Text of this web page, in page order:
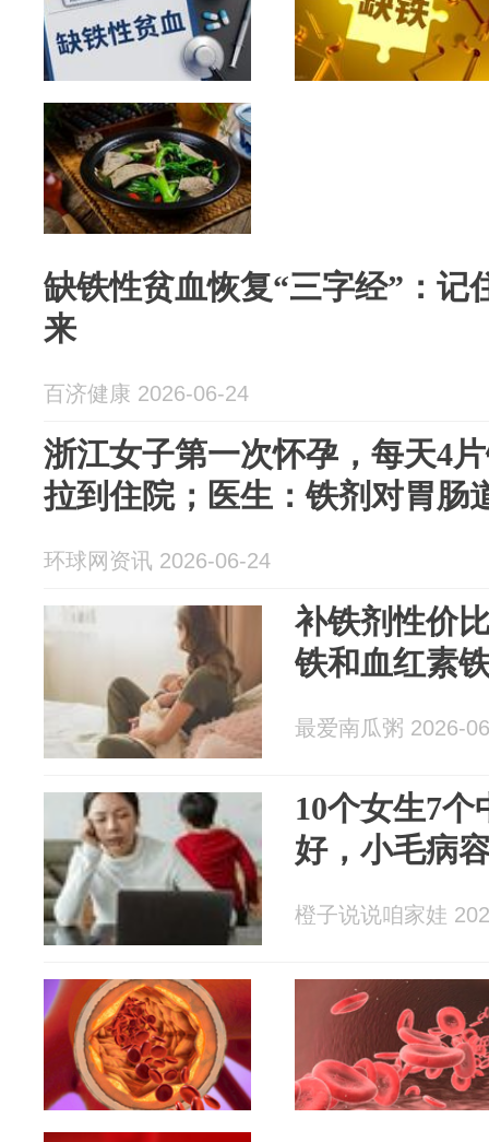
缺铁性贫血恢复“三字经”：记
来
百济健康 2026-06-24
浙江女子第一次怀孕，每天4
拉到住院；医生：铁剂对胃肠
环球网资讯 2026-06-24
补铁剂性价
铁和血红素
最爱南瓜粥 2026-
10个女生7
好，小毛病
橙子说说咱家娃